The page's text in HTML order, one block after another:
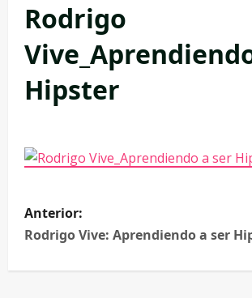
Rodrigo
Hipster
Anterior:
Rodrigo Vive: Aprendiendo a ser